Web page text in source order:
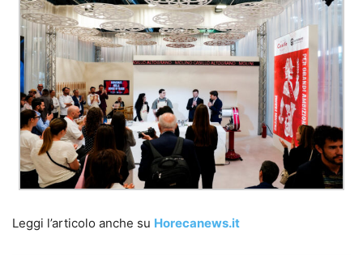
Leggi l’articolo anche su Horecanews.it